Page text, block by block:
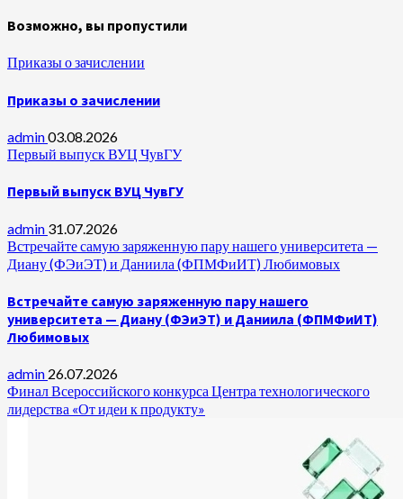
Возможно, вы пропустили
Приказы о зачислении
Приказы о зачислении
admin03.08.2026
Первый выпуск ВУЦ ЧувГУ
Первый выпуск ВУЦ ЧувГУ
admin 31.07.2026
Встречайте самую заряженную пару нашего университета —
Диану (ФЭиЭТ) и Даниила (ФПМФиИТ) Любимовых
Встречайте самую заряженную пару нашего
университета — Диану (ФЭиЭТ) и Даниила (ФПМФиИТ)
Любимовых
admin 26.07.2026
Финал Всероссийского конкурса Центра технологического
лидерства «От идеи к продукту»